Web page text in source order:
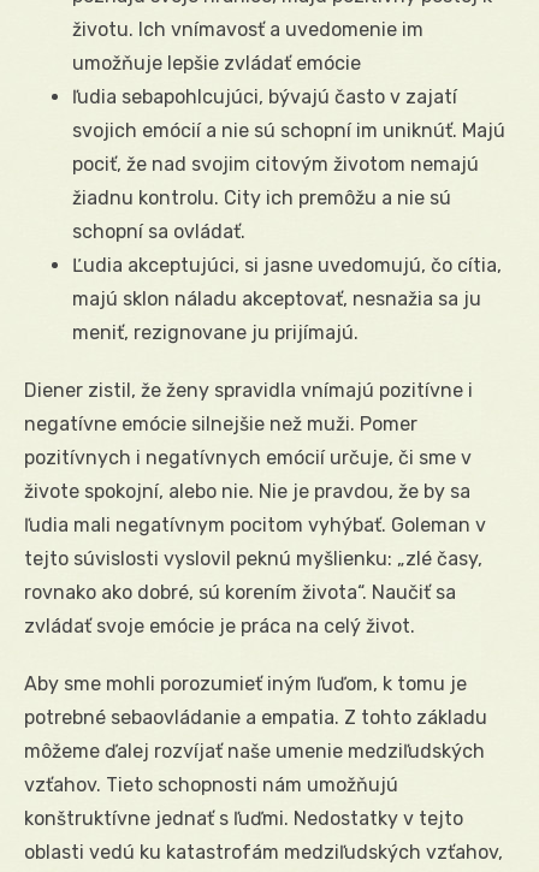
životu. Ich vnímavosť a uvedomenie im
umožňuje lepšie zvládať emócie
ľudia sebapohlcujúci, bývajú často v zajatí
svojich emócií a nie sú schopní im uniknúť. Majú
pociť, že nad svojim citovým životom nemajú
žiadnu kontrolu. City ich premôžu a nie sú
schopní sa ovládať.
Ľudia akceptujúci, si jasne uvedomujú, čo cítia,
majú sklon náladu akceptovať, nesnažia sa ju
meniť, rezignovane ju prijímajú.
Diener zistil, že ženy spravidla vnímajú pozitívne i
negatívne emócie silnejšie než muži. Pomer
pozitívnych i negatívnych emócií určuje, či sme v
živote spokojní, alebo nie. Nie je pravdou, že by sa
ľudia mali negatívnym pocitom vyhýbať. Goleman v
tejto súvislosti vyslovil peknú myšlienku: „zlé časy,
rovnako ako dobré, sú korením života“. Naučiť sa
zvládať svoje emócie je práca na celý život.
Aby sme mohli porozumieť iným ľuďom, k tomu je
potrebné sebaovládanie a empatia. Z tohto základu
môžeme ďalej rozvíjať naše umenie medziľudských
vzťahov. Tieto schopnosti nám umožňujú
konštruktívne jednať s ľuďmi. Nedostatky v tejto
oblasti vedú ku katastrofám medziľudských vzťahov,